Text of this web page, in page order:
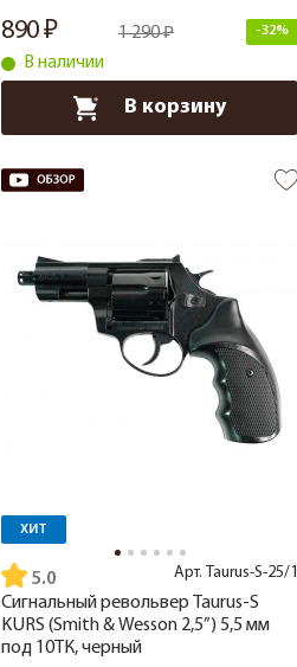
890 1 290 -32%
В наличии
В корзину
ХИТ
5.0 Арт. Taurus-S-25/1
Сигнальный револьвер Taurus-S
KURS (Smith & Wesson 2,5”) 5,5 мм
под 10ТК, черный